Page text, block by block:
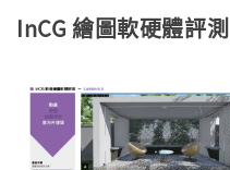
InCG 繪圖軟硬體評測